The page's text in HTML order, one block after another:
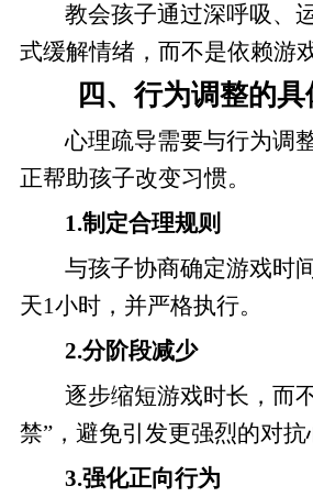
教会孩子通过深呼吸、
式缓解情绪，而不是依赖游
四、行为调整的
心理疏导需要与行为调
正帮助孩子改变习惯。
1.制定合理规则
与孩子协商确定游戏时
天1小时，并严格执行。
2.分阶段减少
逐步缩短游戏时长，而
禁”，避免引发更强烈的对抗
3.强化正向行为